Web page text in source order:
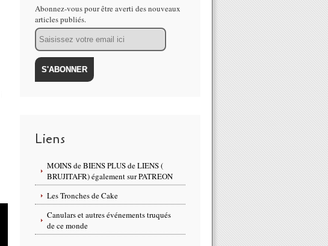
Abonnez-vous pour être averti des nouveaux
articles publiés.
Email
Liens
MOINS de BIENS PLUS de LIENS (
BRUJITAFR) également sur PATREON
Les Tronches de Cake
Canulars et autres événements truqués
de ce monde